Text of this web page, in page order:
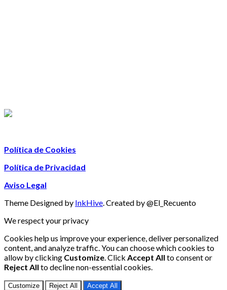
Política de Cookies
Política de Privacidad
Aviso Legal
Theme Designed by InkHive.Created by @El_Recuento
We respect your privacy
Cookies help us improve your experience, deliver personalized
content, and analyze traffic. You can choose which cookies to
allow by clicking Customize. Click Accept All to consent or
Reject All to decline non-essential cookies.
Customize Reject All Accept All